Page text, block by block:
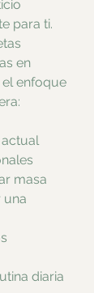
para ti.
en
el enfoque
masa
una
diaria